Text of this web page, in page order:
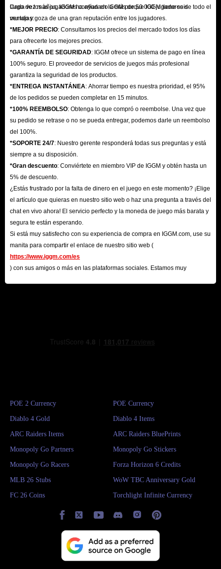
largo de los años, IGGM ha ayudado a más de 50 000 jugadores de todo el
mundo y goza de una gran reputación entre los jugadores.
Cada vez más jugadores confían en IGGM porque IGGM tiene seis
ventajas:
*MEJOR PRECIO: Consultamos los precios del mercado todos los días
para ofrecerte los mejores precios.
*GARANTÍA DE SEGURIDAD: IGGM ofrece un sistema de pago en línea
100% seguro. El proveedor de servicios de juegos más profesional
garantiza la seguridad de los productos.
*ENTREGA INSTANTÁNEA: Ahorrar tiempo es nuestra prioridad, el 95%
de los pedidos se pueden completar en 15 minutos.
*100% REEMBOLSO: Obtenga lo que compró o reembolse. Una vez que
su pedido se retrase o no se pueda entregar, podemos darle un reembolso
del 100%.
*SOPORTE 24/7: Nuestro gerente responderá todas sus preguntas y está
siempre a su disposición.
*Gran descuento: Conviértete en miembro VIP de IGGM y obtén hasta un
5% de descuento.
¿Estás frustrado por la falta de dinero en el juego en este momento? ¡Elige
el artículo que quieras en nuestro sitio web o haz una pregunta a través del
chat en vivo ahora! El servicio perfecto y la moneda de juego más barata y
segura te están esperando.
Si está muy satisfecho con su experiencia de compra en IGGM.com, use su
manita para compartir el enlace de nuestro sitio web (
https://www.iggm.com/es
) con sus amigos o más en las plataformas sociales. Estamos muy
POE 2 Currency POE Currency
Diablo 4 Gold Diablo 4 Items
ARC Raiders Items ARC Raiders BluePrints
Monopoly Go Partners Monopoly Go Stickers
Monopoly Go Racers Forza Horizon 6 Credits
MLB 26 Stubs WoW TBC Anniversary Gold
FC 26 Coins Torchlight Infinite Currency